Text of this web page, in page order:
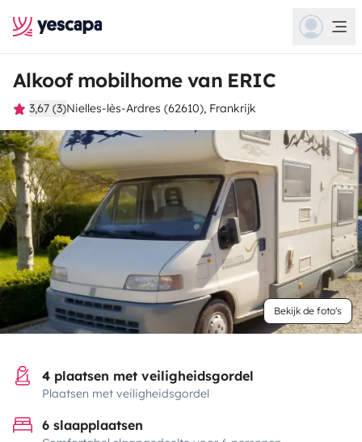
Alkoof mobilhome van ERIC
3,67 (3)Nielles-lès-Ardres (62610), Frankrijk
Bekijk de foto's
4 plaatsen met veiligheidsgordel
Plaatsen met veiligheidsgordel
6 slaapplaatsen